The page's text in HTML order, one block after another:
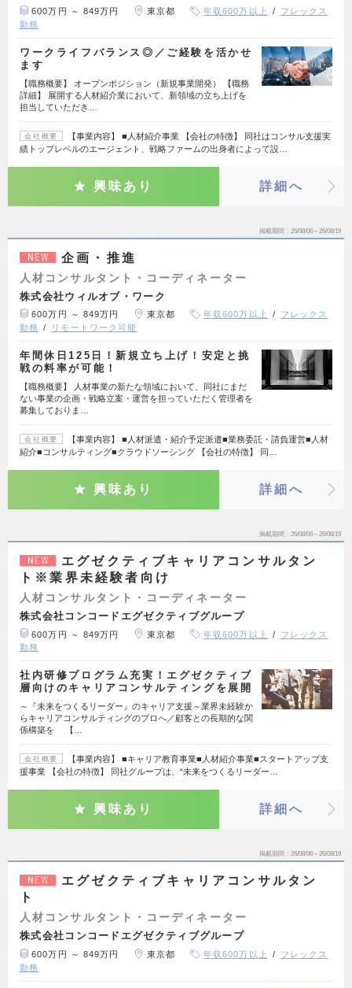
600万円 ～ 849万円 東京都 年収600万以上
フレックス
勤務
ワークライフバランス◎／ご経験を活かせ
ます
【職務概要】 オープンポジション（新規事業開発） 【職務
詳細】 展開する人材紹介業において、新領域の立ち上げを
担当していただき…
会社概要
【事業内容】 ■人材紹介事業 【会社の特徴】 同社はコンサル支援実
績トップレベルのエージェント、戦略ファームの出身者によって設…
興味あり 詳細へ
掲載期間 26/08/06～26/08/19
NEW 企画・推進
人材コンサルタント・コーディネーター
株式会社ウィルオブ・ワーク
600万円 ～ 849万円 東京都 年収600万以上
フレックス
勤務
リモートワーク可能
年間休日125日！新規立ち上げ！安定と挑
戦の料率が可能！
【職務概要】 人材事業の新たな領域において、同社にまだ
ない事業の企画・戦略立案・運営を担っていただく管理者を
募集しておりま…
会社概要
【事業内容】 ■人材派遣・紹介予定派遣■業務委託・請負運営■人材
紹介■コンサルティング■クラウドソーシング 【会社の特徴】 同…
興味あり 詳細へ
掲載期間 26/08/06～26/08/19
NEW
エグゼクティブキャリアコンサルタン
ト※業界未経験者向け
人材コンサルタント・コーディネーター
株式会社コンコードエグゼクティブグループ
600万円 ～ 849万円 東京都 年収600万以上
フレックス
勤務
社内研修プログラム充実！エグゼクティブ
層向けのキャリアコンサルティングを展開
～『未来をつくるリーダー』のキャリア支援～業界未経験か
らキャリアコンサルティングのプロへ／顧客との長期的な関
係構築を 【…
会社概要
【事業内容】 ■キャリア教育事業■人材紹介事業■スタートアップ支
援事業 【会社の特徴】 同社グループは、“未来をつくるリーダー…
興味あり 詳細へ
掲載期間 26/08/06～26/08/19
NEW
エグゼクティブキャリアコンサルタン
ト
人材コンサルタント・コーディネーター
株式会社コンコードエグゼクティブグループ
600万円 ～ 849万円 東京都 年収600万以上
フレックス
勤務